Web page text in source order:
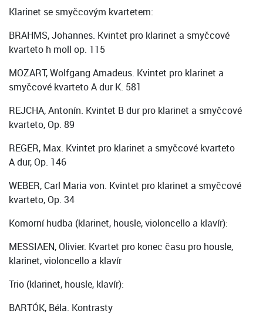
Klarinet se smyčcovým kvartetem:
BRAHMS, Johannes. Kvintet pro klarinet a smyčcové
kvarteto h moll op. 115
MOZART, Wolfgang Amadeus. Kvintet pro klarinet a
smyčcové kvarteto A dur K. 581
REJCHA, Antonín. Kvintet B dur pro klarinet a smyčcové
kvarteto, Op. 89
REGER, Max. Kvintet pro klarinet a smyčcové kvarteto
A dur, Op. 146
WEBER, Carl Maria von. Kvintet pro klarinet a smyčcové
kvarteto, Op. 34
Komorní hudba (klarinet, housle, violoncello a klavír):
MESSIAEN, Olivier. Kvartet pro konec času pro housle,
klarinet, violoncello a klavír
Trio (klarinet, housle, klavír):
BARTÓK, Béla. Kontrasty